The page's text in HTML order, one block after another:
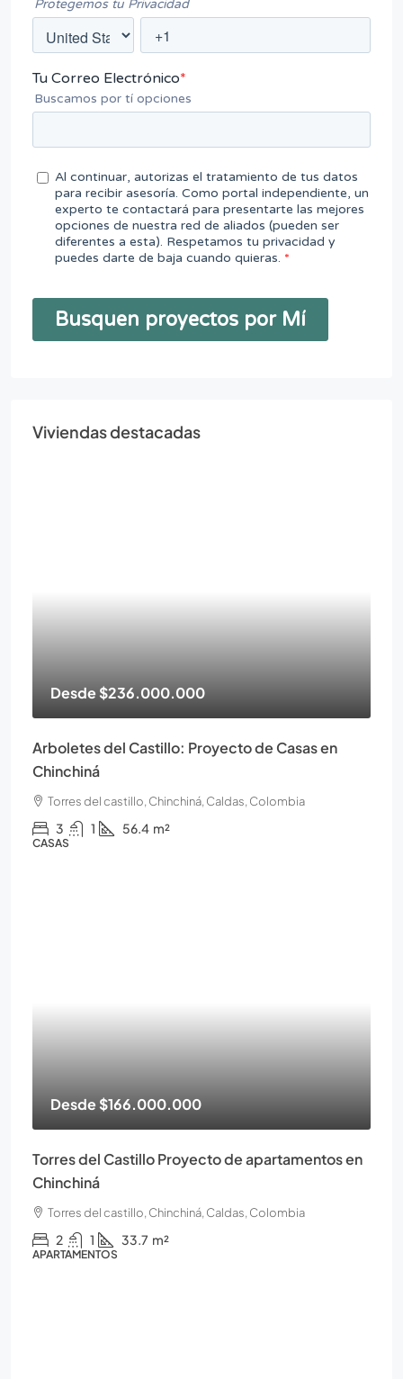
Viviendas destacadas
Desde$236.000.000
Arboletes del Castillo: Proyecto de Casas en
Chinchiná
Torres del castillo, Chinchiná, Caldas, Colombia
3 1 56.4 m²
CASAS
Desde$166.000.000
Torres del Castillo Proyecto de apartamentos en
Chinchiná
Torres del castillo, Chinchiná, Caldas, Colombia
2 1 33.7 m²
APARTAMENTOS